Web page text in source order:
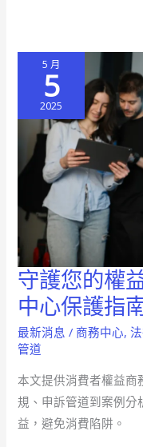
5 月
5
2025
守護您的權
中心保護指
最新消息 / 商務中心,
管道
本文提供消費者權益商
規、申訴管道到案例分
益，避免消費陷阱。
守
護
您
的
益：
消
費